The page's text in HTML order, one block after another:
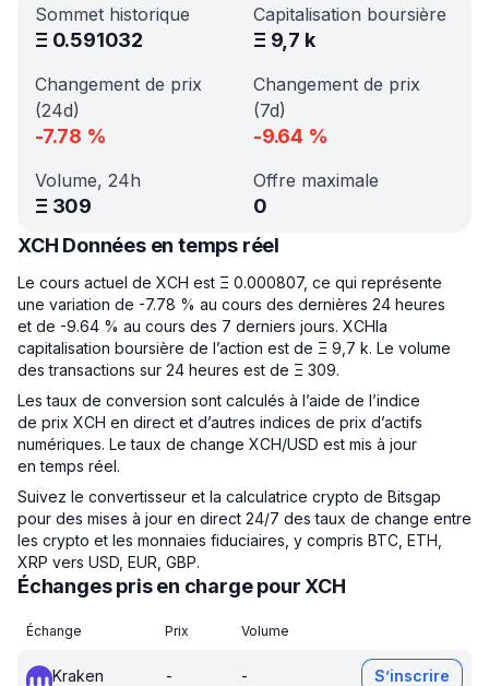
Sommet historique
Ξ 0.591032
Capitalisation boursière
Ξ 9,7 k
Changement de prix
(24d)
-7.78 %
Changement de prix
(7d)
-9.64 %
Volume, 24h
Ξ 309
Offre maximale
0
XCH Données en temps réel
Le cours actuel de XCH est Ξ 0.000807, ce qui représente
une variation de -7.78 % au cours des dernières 24 heures
et de -9.64 % au cours des 7 derniers jours. XCHla
capitalisation boursière de l’action est de Ξ 9,7 k. Le volume
des transactions sur 24 heures est de Ξ 309.
Les taux de conversion sont calculés à l’aide de l’indice
de prix XCH en direct et d’autres indices de prix d’actifs
numériques. Le taux de change XCH/USD est mis à jour
en temps réel.
Suivez le convertisseur et la calculatrice crypto de Bitsgap
pour des mises à jour en direct 24/7 des taux de change entre
les crypto et les monnaies fiduciaires, y compris BTC, ETH,
XRP vers USD, EUR, GBP.
Échanges pris en charge pour XCH
Échange Prix Volume
Kraken - - S’inscrire